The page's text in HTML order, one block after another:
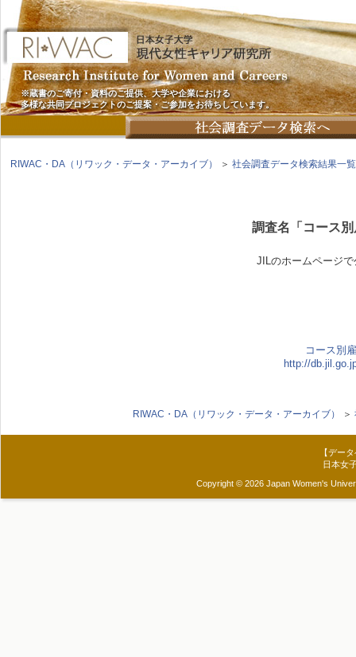
※蔵書のご寄付・資料のご提供、大学や企業における
多様な共同プロジェクトのご提案・ご参加をお待ちしています。
RIWAC・DA（リワック・データ・アーカイブ） ＞ 社会調査データ検索結果一覧
調査名「コース
JILのホームページ
コース別
http://
RIWAC・DA（リワック・データ・アーカイブ） ＞
【デー
日本女
Copyright © 2026 Japan Women's